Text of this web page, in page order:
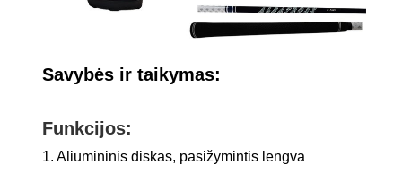
Savybės ir taikymas:
Funkcijos:
1. Aliumininis diskas, pasižymintis lengva